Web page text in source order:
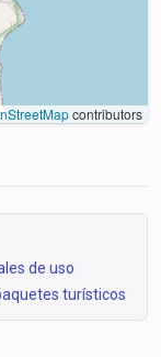
contributors
de uso
turísticos